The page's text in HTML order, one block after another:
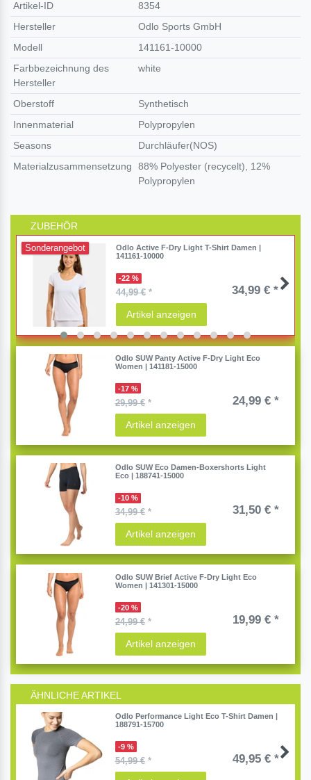
Artikel-ID
8354
Hersteller
Odlo Sports GmbH
Modell
141161-10000
Farbbezeichnung des
Hersteller
white
Oberstoff
Synthetisch
Innenmaterial
Polypropylen
Seasons
Durchläufer(NOS)
Materialzusammensetzung
88% Polyester (recycelt), 12%
Polypropylen
ZUBEHÖR
Sonderangebot
Odlo Active F-Dry Light T-Shirt Damen |
141161-10000
-22 %
44,99 €* 34,99 € *
Artikel anzeigen
Odlo SUW Panty Active F-Dry Light Eco
Women | 141181-15000
-17 %
29,99 €* 24,99 € *
Artikel anzeigen
Odlo SUW Eco Damen-Boxershorts Light
Eco | 188741-15000
-10 %
34,99 €* 31,50 € *
Artikel anzeigen
Odlo SUW Brief Active F-Dry Light Eco
Women | 141301-15000
-20 %
24,99 €* 19,99 € *
Artikel anzeigen
ÄHNLICHE ARTIKEL
Odlo Performance Light Eco T-Shirt Damen |
188791-15700
-9 %
54,99 €* 49,95 € *